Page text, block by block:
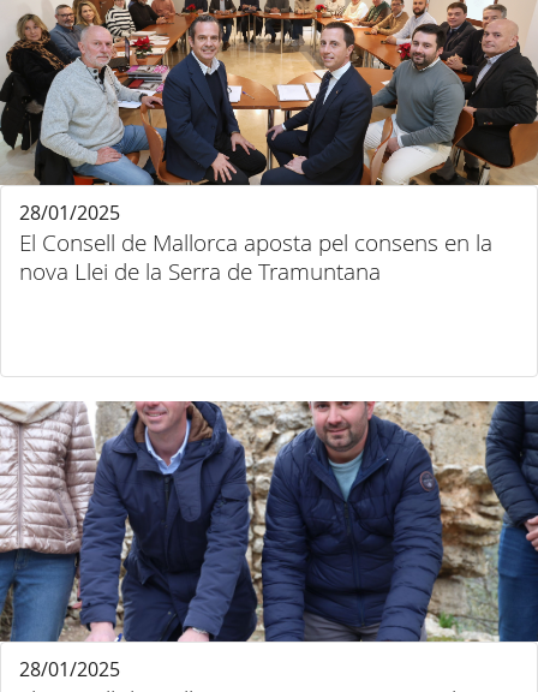
El Consell de Mallorca aposta pel consens en la
nova Llei de la Serra de Tramuntana
28/01/2025
28/01/2025